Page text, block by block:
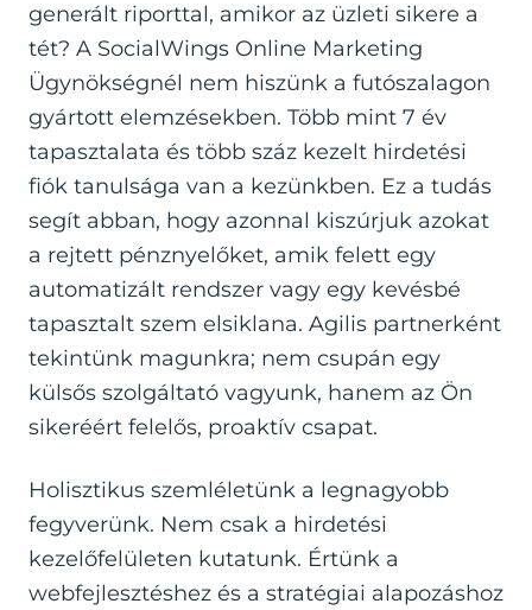
generált riporttal, amikor az üzleti sikere a
tét? A SocialWings Online Marketing
Ügynökségnél nem hiszünk a futószalagon
gyártott elemzésekben. Több mint 7 év
tapasztalata és több száz kezelt hirdetési
fiók tanulsága van a kezünkben. Ez a tudás
segít abban, hogy azonnal kiszúrjuk azokat
a rejtett pénznyelőket, amik felett egy
automatizált rendszer vagy egy kevésbé
tapasztalt szem elsiklana. Agilis partnerként
tekintünk magunkra; nem csupán egy
külsős szolgáltató vagyunk, hanem az Ön
sikeréért felelős, proaktív csapat.
Holisztikus szemléletünk a legnagyobb
fegyverünk. Nem csak a hirdetési
kezelőfelületen kutatunk. Értünk a
webfejlesztéshez és a stratégiai alapozáshoz